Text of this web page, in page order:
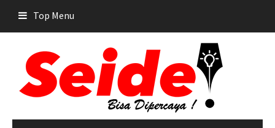
content
Top Menu